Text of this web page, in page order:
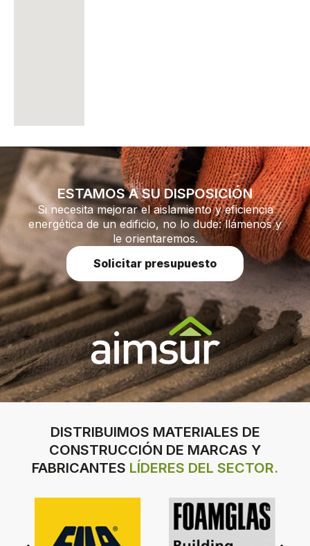
ESTAMOS A SU DISPOSICIÓN
Si necesita mejorar el aislamiento y eficiencia
energética de un edificio, no lo dude: llámenos y
le orientaremos.
Solicitar presupuesto
DISTRIBUIMOS MATERIALES DE
CONSTRUCCIÓN DE MARCAS Y
FABRICANTES LÍDERES DEL SECTOR.